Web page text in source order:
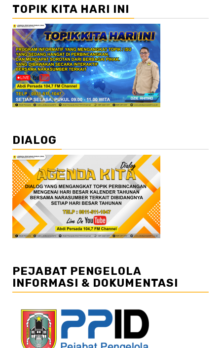
TOPIK KITA HARI INI
DIALOG
PEJABAT PENGELOLA
INFORMASI & DOKUMENTASI